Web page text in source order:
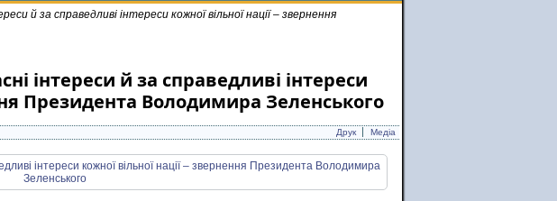
й за справедливі інтереси кожної вільної нації – звернення
інтереси й за справедливі інтереси
Президента Володимира Зеленського
Друк Медіа